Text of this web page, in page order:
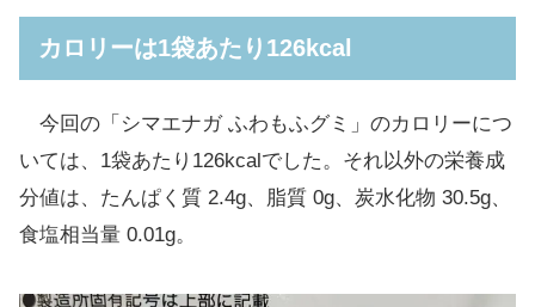
カロリーは1袋あたり126kcal
今回の「シマエナガ ふわもふグミ」のカロリーにつ
いては、1袋あたり126kcalでした。それ以外の栄養成
分値は、たんぱく質 2.4g、脂質 0g、炭水化物 30.5g、
食塩相当量 0.01g。